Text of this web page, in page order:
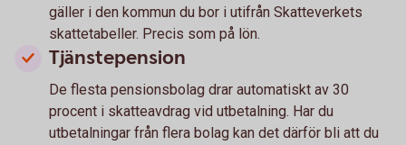
gäller i den kommun du bor i utifrån Skatteverkets
skattetabeller. Precis som på lön.
Tjänstepension
De flesta pensionsbolag drar automatiskt av 30
procent i skatteavdrag vid utbetalning. Har du
utbetalningar från flera bolag kan det därför bli att du